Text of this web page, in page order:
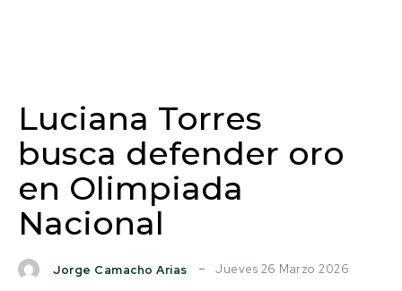
Luciana Torres
busca defender oro
en Olimpiada
Nacional
Jorge Camacho Arias Jueves 26 Marzo 2026